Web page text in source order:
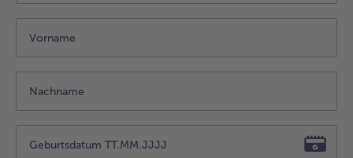
Obst
alle Brot & Gebäck
Confiserie & Feinkost